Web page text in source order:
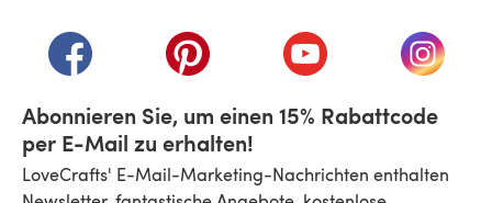
(öffnet sich in einem neuen Tab)
(öffnet sich in einem neuen Tab)
(öffnet sich in einem
(öffnet
Abonnieren Sie, um einen 15% Rabattcode
per E-Mail zu erhalten!
LoveCrafts' E-Mail-Marketing-Nachrichten enthalten